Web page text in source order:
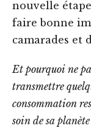
nouvelle
faire bonne
camarades et
Et pourquoi ne
transmettre
consommation
soin de sa planète